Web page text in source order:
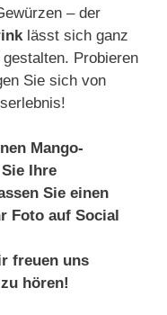
– der
lässt sich ganz
Probieren
Sie sich von
Mango-
Ihre
Sie einen
Foto auf Social
freuen uns
hören!